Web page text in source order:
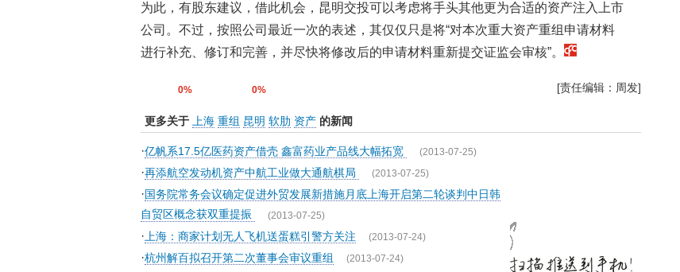
为此，有股东建议，借此机会，昆明交投可以考虑将手头其他更为合适的资产注入上市
公司。不过，按照公司最近一次的表述，其仅仅只是将“对本次重大资产重组申请材料
进行补充、修订和完善，并尽快将修改后的申请材料重新提交证监会审核”。
0% 0% [责任编辑：周发]
更多关于 上海 重组 昆明 软肋 资产 的新闻
·亿帆系17.5亿医药资产借壳 鑫富药业产品线大幅拓宽 (2013-07-25)
·再添航空发动机资产中航工业做大通航棋局 (2013-07-25)
·国务院常务会议确定促进外贸发展新措施月底上海开启第二轮谈判中日韩
自贸区概念获双重提振 (2013-07-25)
· 上海：商家计划无人飞机送蛋糕引警方关注 (2013-07-24)
·杭州解百拟召开第二次董事会审议重组 (2013-07-24)